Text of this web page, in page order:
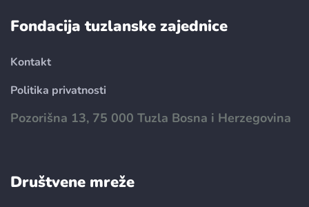
Fondacija tuzlanske zajednice
Kontakt
Politika privatnosti
Pozorišna 13, 75 000 Tuzla Bosna i Herzegovina
Društvene mreže